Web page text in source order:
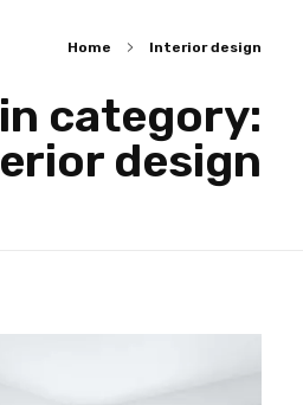
Home Interior design
category:
design